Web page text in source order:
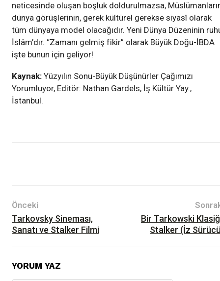
neticesinde oluşan boşluk doldurulmazsa,
dünya görüşlerinin, gerek kültürel gerekse siyasî olarak
tüm dünyaya model olacağıdır. Yeni Dünya Düzeninin
İslâm’dır. “Zamanı gelmiş fikir” olarak Büyük Doğu-İBDA
işte bunun için geliyor!
Kaynak: Yüzyılın Sonu-Büyük Düşünürler Çağımızı
Yorumluyor, Editör: Nathan Gardels, İş Kültür Yay.,
İstanbul.
Önceki
Tarkovsky Sineması,
Sanatı ve Stalker Filmi
Bir Tarkowski
Stalker (İz
YORUM YAZ